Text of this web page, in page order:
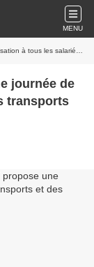
MENU
transports et des instructures
journée de
transports